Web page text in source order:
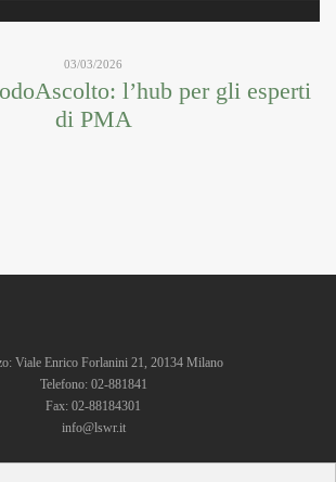
03/03/2026
l’hub per gli esperti
di PMA
Viale Enrico Forlanini 21, 20134 Milano
Telefono: 02-881841
Fax: 02-88184301
info@lswr.it